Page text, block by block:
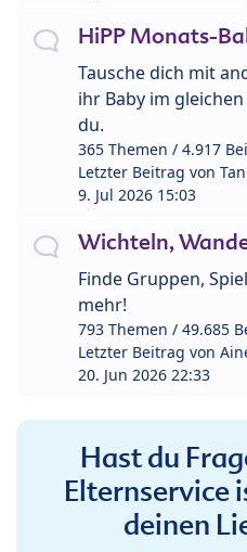
HiPP Monats-
Tausche dich mit
ihr Baby im
du.
365 Themen / 4.917
Letzter Beitrag von
9. Jul 2026 15:03
Wichteln,
Finde Gruppen,
mehr!
793 Themen / 49.685
Letzter Beitrag von
20. Jun 2026 22:33
Hast du
Elternservice
deinen